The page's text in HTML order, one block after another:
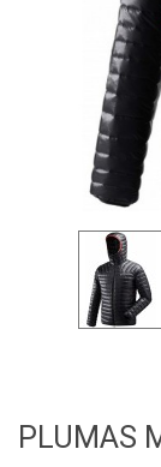
PLUMAS